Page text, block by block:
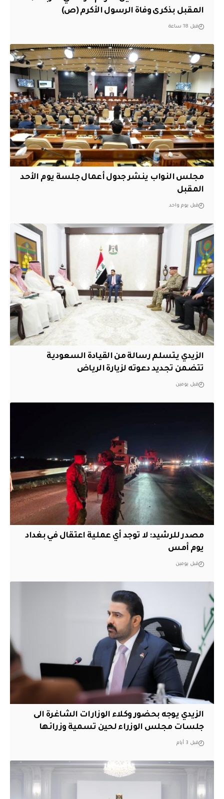
المقبل بذكرى وفاة الرسول الأكرم (ص)
قبل 18 ساعة
مجلس النواب ينشر جدول أعمال جلسة يوم الأحد
المقبل
قبل يوم واحد
الزيدي يتسلم رسالة من القيادة السعودية
تتضمن تجديد دعوته لزيارة الرياض
قبل يومين
مصدر للرشيد: لا توجد أي عملية اعتقال في بغداد
يوم أمس
قبل يومين
الزيدي يوجه بحضور وكلاء الوزارات الشاغرة الى
جلسات مجلس الوزراء لحين تسمية وزرائها
قبل 3 أيام